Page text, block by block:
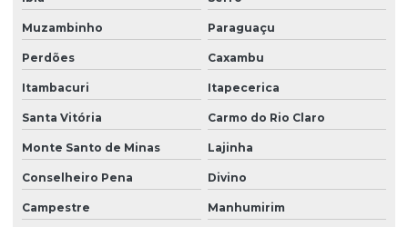
Muzambinho Paraguaçu
Perdões Caxambu
Itambacuri Itapecerica
Santa Vitória Carmo do Rio Claro
Monte Santo de Minas Lajinha
Conselheiro Pena Divino
Campestre Manhumirim